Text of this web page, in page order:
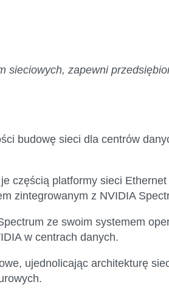
sieciowych, zapewni
budowę sieci dla centrów
częścią platformy sieci
zintegrowanym z NVIDIA
ze swoim systemem
w centrach danych.
ujednolicając architekturę